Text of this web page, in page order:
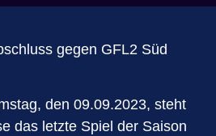
gegen GFL2 Süd
den 09.09.2023, steht
das letzte Spiel der Saison